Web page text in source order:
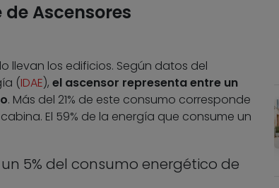
Ascensores
llevan los edificios. Según datos del
(IDAE), el ascensor representa entre un
. Más del 21% de este consumo corresponde
El 59% de la energía que consume un
5% del consumo energético de